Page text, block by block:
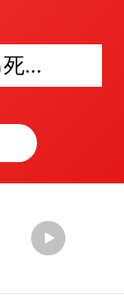
台湾密室女员工扮“吊死鬼”窒息离世